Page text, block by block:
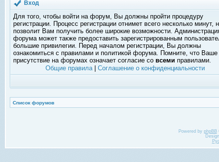
Вход
Для того, чтобы войти на форум, Вы должны пройти процедуру
регистрации. Процесс регистрации отнимет всего несколько минут,
позволит Вам получить более широкие возможности.
форума может также предоставить зарегистрированным
большие привилегии. Перед началом регистрации, Вы должны
ознакомиться с правилами и политикой форума. Помните, что Ваше
присутствие на форумах означает согласие со всеми правилами.
Общие правила| Соглашение о конфиденциальности
Список форумов
Powered by phpBB